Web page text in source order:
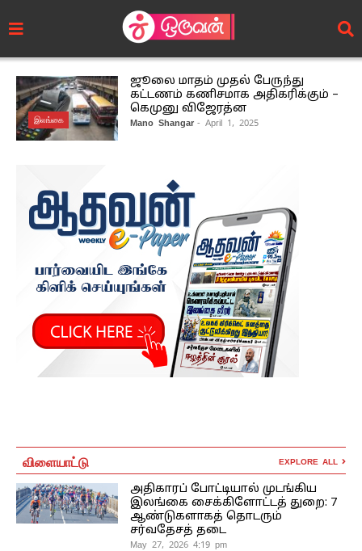
இலங்கை
ஜூலை மாதம் முதல் பேருந்து
கட்டணம் கணிசமாக அதிகரிக்கும் –
கெமுனு விஜேரத்ன
Mano Shangar - April 1, 2025
விளையாட்டு EXPLORE ALL
அதிகாரப் போட்டியால் முடங்கிய
இலங்கை சைக்கிளோட்டத் துறை: 7
ஆண்டுகளாகத் தொடரும்
சர்வதேசத் தடை
May 27, 2026 4:19 pm